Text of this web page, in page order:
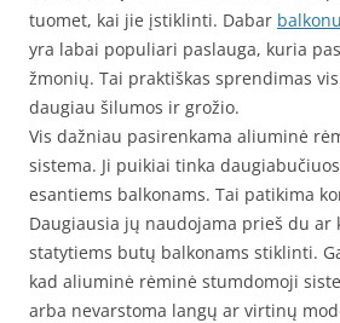
tuomet, kai jie įstiklinti. Dabar
yra labai populiari paslauga, kuria
žmonių. Tai praktiškas sprendimas
daugiau šilumos ir grožio.
Vis dažniau pasirenkama aliuminė
sistema. Ji puikiai tinka
esantiems balkonams. Tai patikima
Daugiausia jų naudojama prieš du ar
statytiems butų balkonams stiklinti.
kad aliuminė rėminė stumdomoji
arba nevarstoma langų ar virtinų